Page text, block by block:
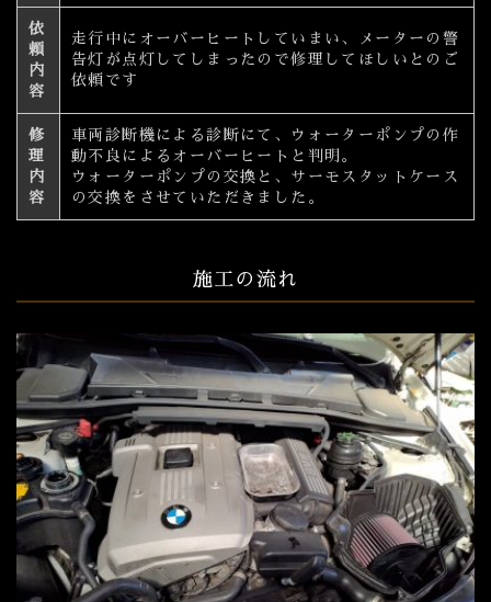
依
頼
内
容
走行中にオーバーヒートしていまい、メーターの警
告灯が点灯してしまったので修理してほしいとのご
依頼です
修
理
内
容
車両診断機による診断にて、ウォーターポンプの作
動不良によるオーバーヒートと判明。
ウォーターポンプの交換と、サーモスタットケース
の交換をさせていただきました。
施工の流れ